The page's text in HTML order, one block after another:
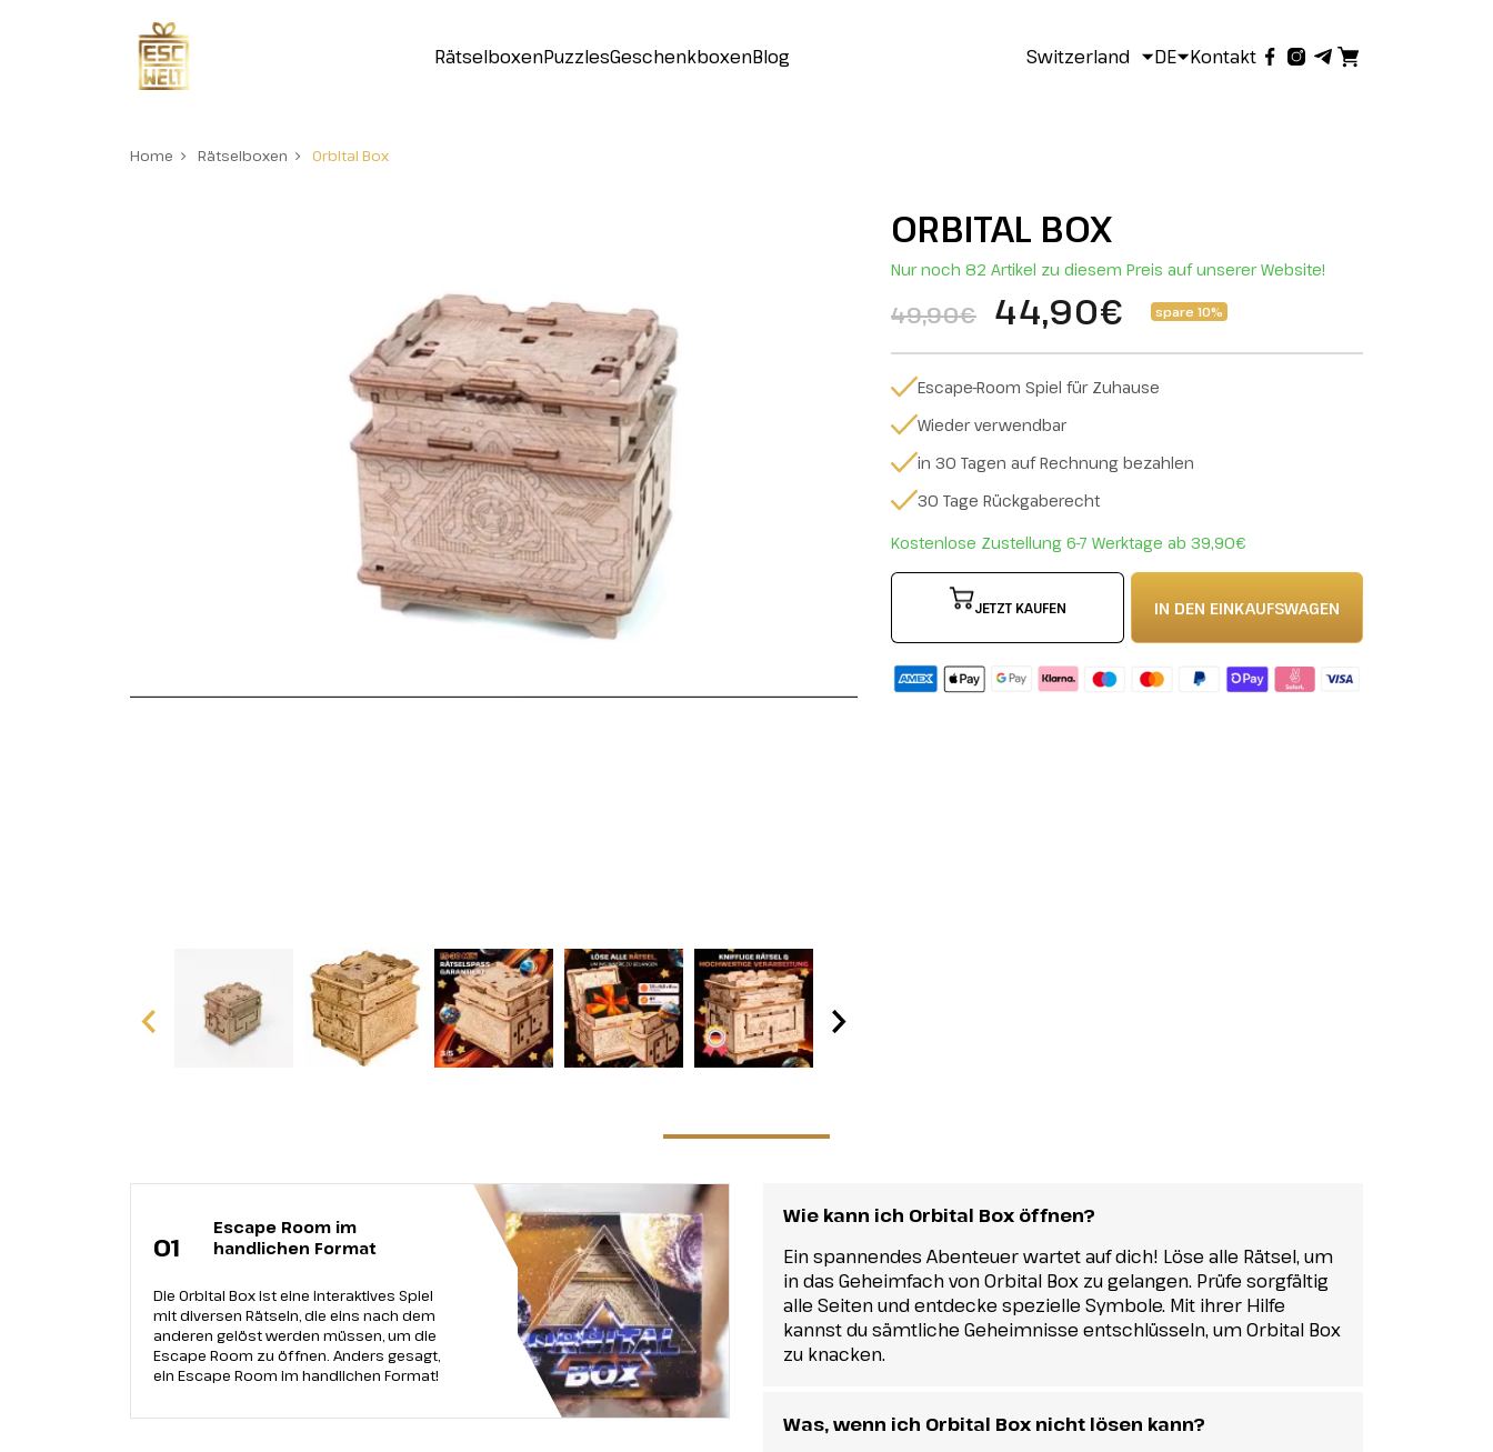
RätselboxenPuzzlesGeschenkboxenBlog Switzerland DE Kontakt
Home Rätselboxen Orbital Box
ORBITAL BOX
Nur noch 82 Artikel zu diesem Preis auf unserer Website!
49,90€ 44,90€ spare 10%
Escape-Room Spiel für Zuhause
Wieder verwendbar
in 30 Tagen auf Rechnung bezahlen
30 Tage Rückgaberecht
Kostenlose Zustellung 6-7 Werktage ab 39,90€
JETZT KAUFEN IN DEN EINKAUFSWAGEN
01
Escape Room im
handlichen Format
Die Orbital Box ist eine interaktives Spiel
mit diversen Rätseln, die eins nach dem
anderen gelöst werden müssen, um die
Escape Room zu öffnen. Anders gesagt,
ein Escape Room im handlichen Format!
Wie kann ich Orbital Box öffnen?
Ein spannendes Abenteuer wartet auf dich! Löse alle Rätsel, um
in das Geheimfach von Orbital Box zu gelangen. Prüfe sorgfältig
alle Seiten und entdecke spezielle Symbole. Mit ihrer Hilfe
kannst du sämtliche Geheimnisse entschlüsseln, um Orbital Box
zu knacken.
Was, wenn ich Orbital Box nicht lösen kann?